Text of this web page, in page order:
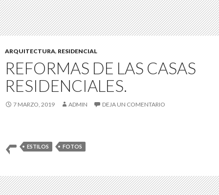
ARQUITECTURA, RESIDENCIAL
REFORMAS DE LAS CASAS
RESIDENCIALES.
7 MARZO, 2019 ADMIN DEJA UN COMENTARIO
ESTILOS FOTOS